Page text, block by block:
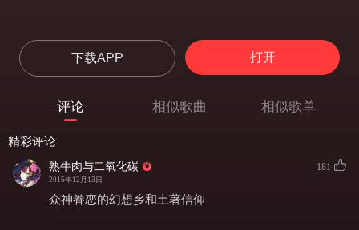
下载APP 打开
评论 相似歌曲 相似歌单
精彩评论
熟牛肉与二氧化碳
2015年12月13日
181
众神眷恋的幻想乡和土著信仰